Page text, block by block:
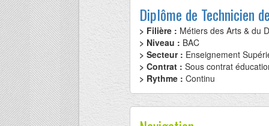
Diplôme de Technicien
> Filière : Métiers des Arts & du
> Niveau : BAC
> Secteur : Enseignement
> Contrat : Sous contrat
> Rythme : Continu